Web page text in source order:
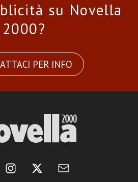
su Novella
2000?
PER INFO